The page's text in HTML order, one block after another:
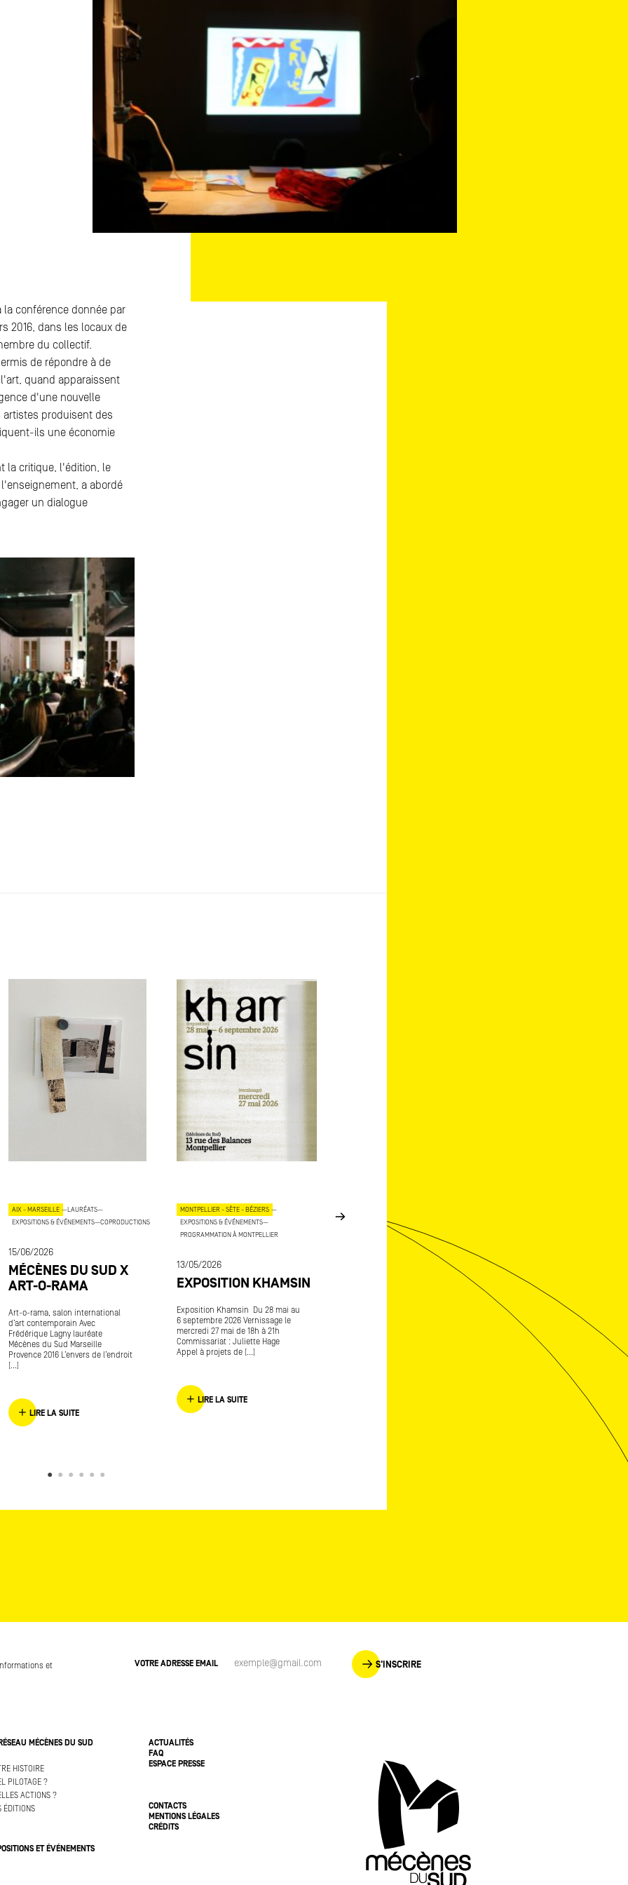
conférence donnée par
2016, dans les locaux de
du collectif.
de répondre à de
quand apparaissent
d'une nouvelle
produisent des
ils une économie
la critique, l'édition, le
a abordé
un dialogue
AIX - MARSEILLE —LAURÉATS—
EXPOSITIONS & ÉVÉNEMENTS—COPRODUCTIONS
15/06/2026
MÉCÈNES DU SUD X
ART-O-RAMA
Art-o-rama, salon international
d’art contemporain Avec
Frédérique Lagny lauréate
Mécènes du Sud Marseille
Provence 2016 L’envers de l’endroit
[...]
LIRE LA SUITE
MONTPELLIER - SÈTE - BÉZIERS —
EXPOSITIONS & ÉVÉNEMENTS—
PROGRAMMATION À MONTPELLIER
13/05/2026
EXPOSITION KHAMSIN
Exposition Khamsin Du 28 mai au
6 septembre 2026 Vernissage le
mercredi 27 mai de 18h à 21h
Commissariat : Juliette Hage
Appel à projets de [...]
LIRE LA SUITE
ART & ENTREPRISE
APPEL À RÉSIDENCE
APPEL À
EN ENTREPRISE
1. OBJET DE L’APPEL A
CANDIDATURES Le présent
candidatures a pour objet le
recrutement d’un·e artiste pour
participer à une résidence en
entreprise. 2. [...]
et
VOTRE ADRESSE EMAIL S'INSCRIRE
MÉCÈNES DU SUD
HISTOIRE
PILOTAGE ?
ACTIONS ?
ÉDITIONS
ET ÉVÉNEMENTS
ACTUALITÉS
FAQ
ESPACE PRESSE
CONTACTS
MENTIONS LÉGALES
CRÉDITS